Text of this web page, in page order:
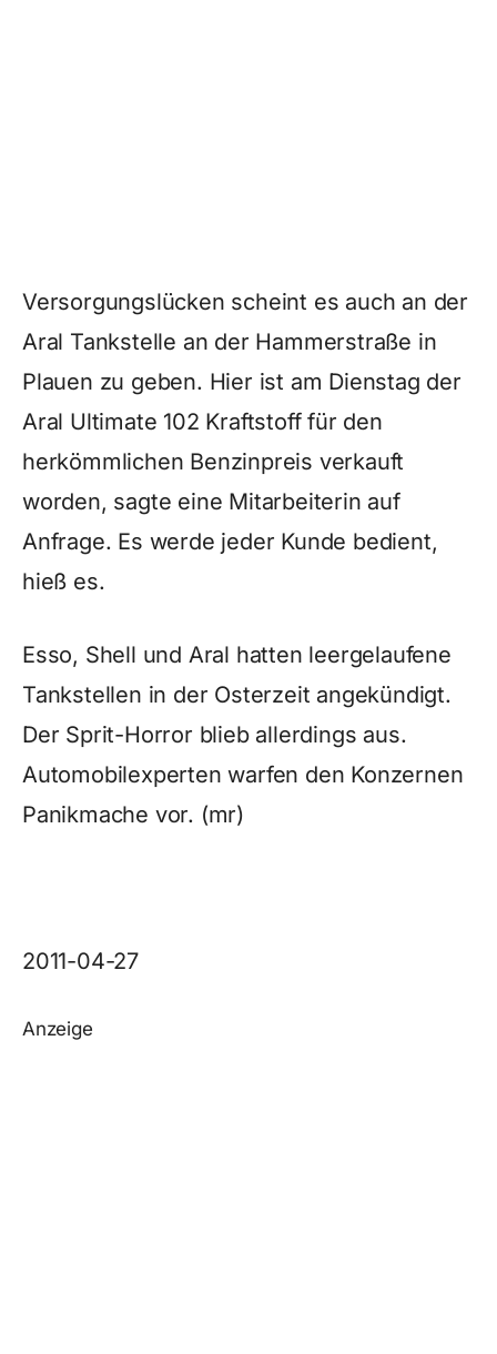
Versorgungslücken scheint es auch an der
Aral Tankstelle an der Hammerstraße in
Plauen zu geben. Hier ist am Dienstag der
Aral Ultimate 102 Kraftstoff für den
herkömmlichen Benzinpreis verkauft
worden, sagte eine Mitarbeiterin auf
Anfrage. Es werde jeder Kunde bedient,
hieß es.
Esso, Shell und Aral hatten leergelaufene
Tankstellen in der Osterzeit angekündigt.
Der Sprit-Horror blieb allerdings aus.
Automobilexperten warfen den Konzernen
Panikmache vor. (mr)
2011-04-27
Anzeige